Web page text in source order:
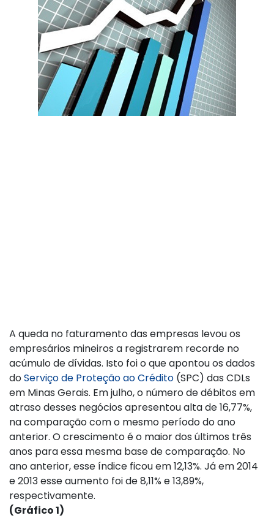
A queda no faturamento das empresas levou os
empresários mineiros a registrarem recorde no
acúmulo de dívidas. Isto foi o que apontou os dados
doServiço de Proteção ao Crédito (SPC) das CDLs
em Minas Gerais. Em julho, o número de débitos em
atraso desses negócios apresentou alta de 16,77%,
na comparação com o mesmo período do ano
anterior. O crescimento é o maior dos últimos três
anos para essa mesma base de comparação. No
ano anterior, esse índice ficou em 12,13%. Já em 2014
e 2013 esse aumento foi de 8,11% e 13,89%,
respectivamente.
(Gráfico 1)